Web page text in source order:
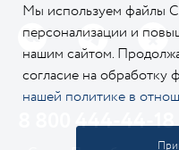
8 800 444-44-18
Мы используем файлы
персонализации и
нашим сайтом.
согласие на обработку
нашей политике в